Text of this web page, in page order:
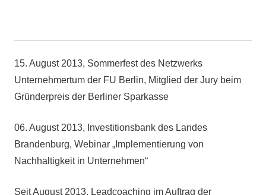
15. August 2013, Sommerfest des Netzwerks
Unternehmertum der FU Berlin, Mitglied der Jury beim
Gründerpreis der Berliner Sparkasse
06. August 2013, Investitionsbank des Landes
Brandenburg, Webinar „Implementierung von
Nachhaltigkeit in Unternehmen“
Seit August 2013, Leadcoaching im Auftrag der